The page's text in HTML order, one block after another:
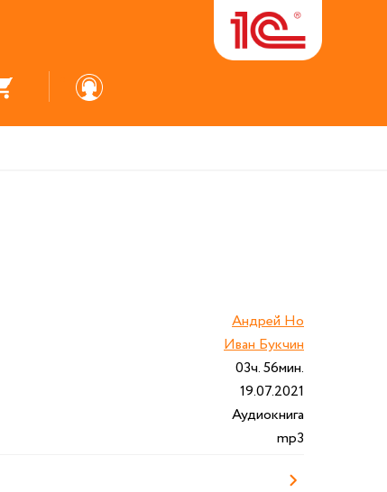
Андрей Но
Иван Букчин
03ч. 56мин.
19.07.2021
Аудиокнига
mp3